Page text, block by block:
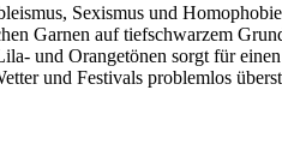
Sexismus und
Garnen auf tiefschwarzem
und Orangetönen sorgt für
und Festivals problemlos